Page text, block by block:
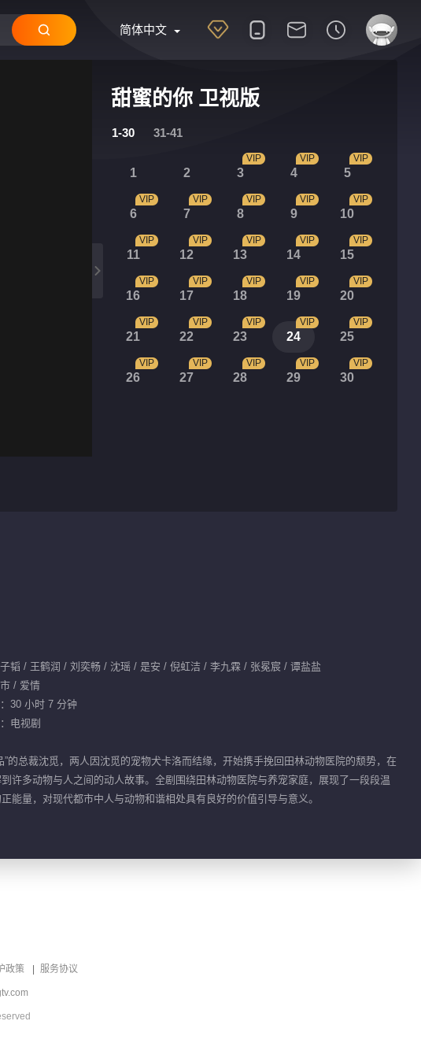
简体中文
甜蜜的你 卫视版
1-30 31-41
1 2 3
VIP
4
VIP
5
VIP
6
VIP
7
VIP
8
VIP
9
VIP
10
VIP
11
VIP
12
VIP
13
VIP
14
VIP
15
VIP
16
VIP
17
VIP
18
VIP
19
VIP
20
VIP
21
VIP
22
VIP
23
VIP
24
VIP
25
VIP
26
VIP
27
VIP
28
VIP
29
VIP
30
VIP
韬 / 王鹤润 / 刘奕畅 / 沈瑶 / 是安 / 倪虹洁 / 李九霖 / 张冕宸 / 谭盐盐
/ 爱情
30 小时 7 分钟
电视剧
总裁沈觅，两人因沈觅的宠物犬卡洛而结缘，开始携手挽回田林动物医院的颓势，在
许多动物与人之间的动人故事。全剧围绕田林动物医院与养宠家庭，展现了一段段温
量，对现代都市中人与动物和谐相处具有良好的价值引导与意义。
政策 服务协议